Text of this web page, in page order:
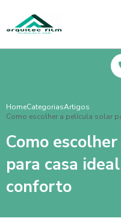
HomeCategoriasArtigos
Como escolher a película solar
Como
para casa
conforto